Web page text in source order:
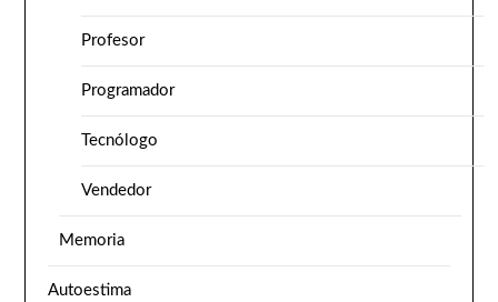
Profesor
Programador
Tecnólogo
Vendedor
Memoria
Autoestima